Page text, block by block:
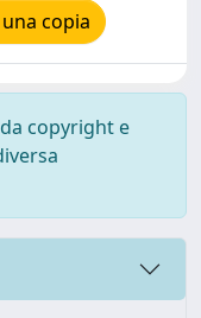
copia
copyright e